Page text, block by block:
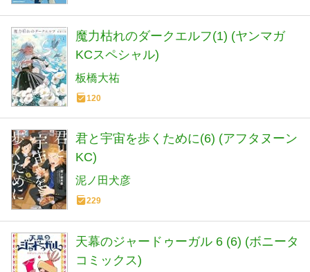
魔力枯れのダークエルフ(1) (ヤンマガ
KCスペシャル)
板橋大祐
120
君と宇宙を歩くために(6) (アフタヌーン
KC)
泥ノ田犬彦
229
天幕のジャードゥーガル 6 (6) (ボニータ
コミックス)